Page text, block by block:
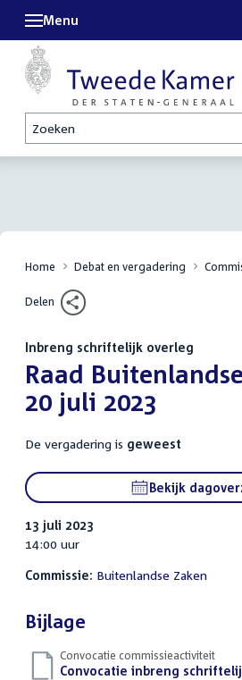
Zoeken
Menu
Home Debat en vergadering
Delen
Inbreng schriftelijk overleg
:Raad
20 juli 2023
De vergadering is geweest
Bekijk
13 juli 2023
14:00 uur
Commissie: Buitenlandse Zaken
Bijlage
Convocatie commissieactiviteit
Download
Convocatie inbreng